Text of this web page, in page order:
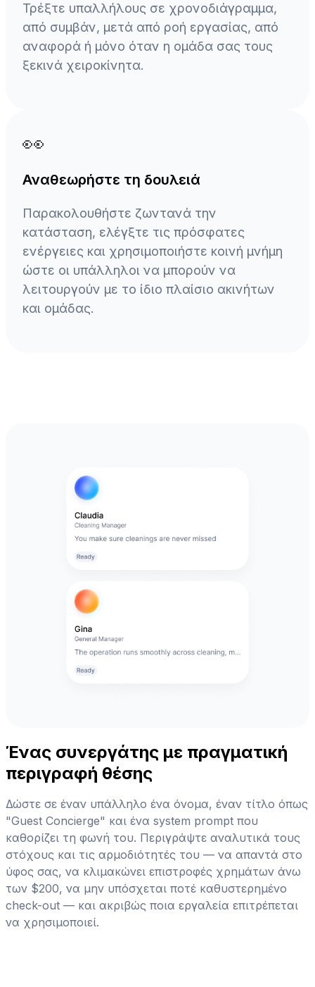
Τρέξτε υπαλλήλους σε χρονοδιάγραμμα,
από συμβάν, μετά από ροή εργασίας, από
αναφορά ή μόνο όταν η ομάδα σας τους
ξεκινά χειροκίνητα.
👀
Αναθεωρήστε τη δουλειά
Παρακολουθήστε ζωντανά την
κατάσταση, ελέγξτε τις πρόσφατες
ενέργειες και χρησιμοποιήστε κοινή μνήμη
ώστε οι υπάλληλοι να μπορούν να
λειτουργούν με το ίδιο πλαίσιο ακινήτων
και ομάδας.
Ένας συνεργάτης με πραγματική
περιγραφή θέσης
Δώστε σε έναν υπάλληλο ένα όνομα, έναν τίτλο όπως
"Guest Concierge" και ένα system prompt που
καθορίζει τη φωνή του. Περιγράψτε αναλυτικά τους
στόχους και τις αρμοδιότητές του — να απαντά στο
ύφος σας, να κλιμακώνει επιστροφές χρημάτων άνω
των $200, να μην υπόσχεται ποτέ καθυστερημένο
check-out — και ακριβώς ποια εργαλεία επιτρέπεται
να χρησιμοποιεί.